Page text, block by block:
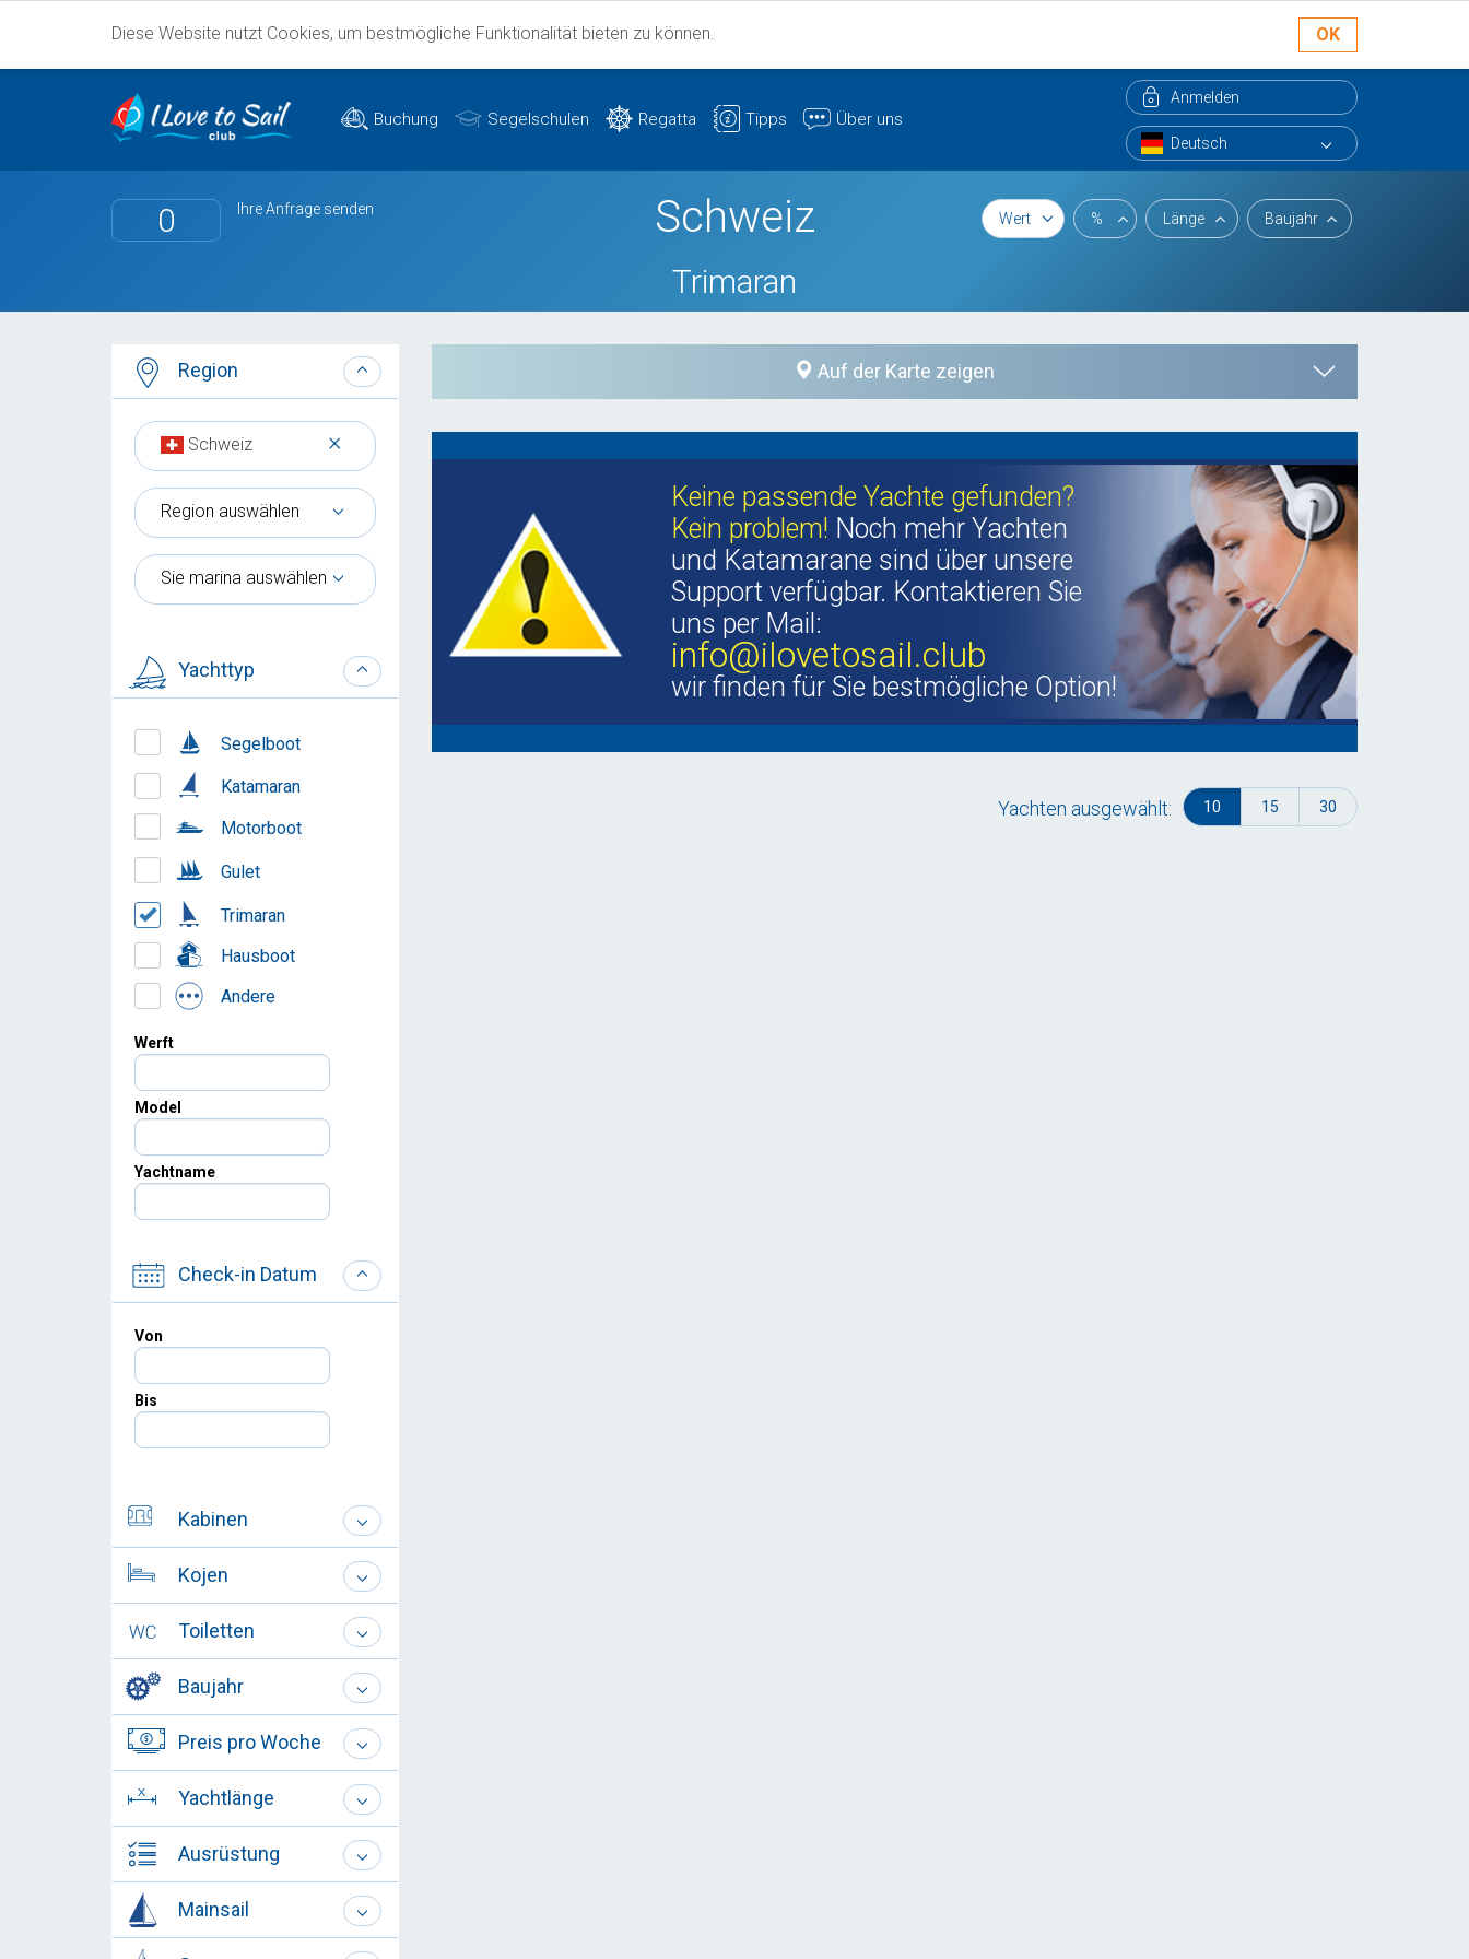
Diese Website nutzt Cookies, um bestmögliche Funktionalität bieten zu können. OK
Buchung Segelschulen Regatta Tipps Über uns
Anmelden
0 Ihre Anfrage senden Schweiz
Trimaran
Wert % Länge Baujahr
Region
×
Schweiz
Region auswählen
Sie marina auswählen
Yachttyp
Segelboot
Katamaran
Motorboot
Gulet
Trimaran
Hausboot
Andere
Werft
Model
Yachtname
Check-in Datum
Von
Bis
Kabinen
Kojen
Toiletten
Baujahr
Preis pro Woche
Yachtlänge
Ausrüstung
Mainsail
Auf der Karte zeigen
Keine passende Yachte gefunden?
Kein problem! Noch mehr Yachten
und Katamarane sind über unsere
Support verfügbar. Kontaktieren Sie
uns per Mail:
info@ilovetosail.club
wir finden für Sie bestmögliche Option!
Yachten ausgewählt: 10 15 30